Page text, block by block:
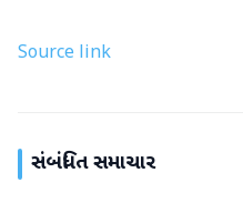
Source link
સંબંધિત સમાચાર